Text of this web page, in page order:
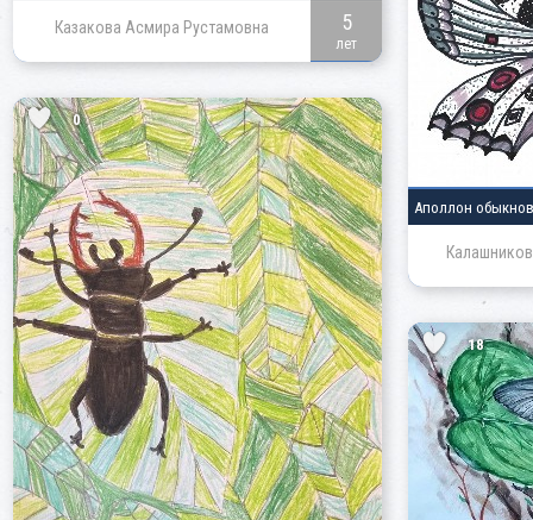
Казакова Асмира Рустамовна 5
лет
Аполлон
0
18